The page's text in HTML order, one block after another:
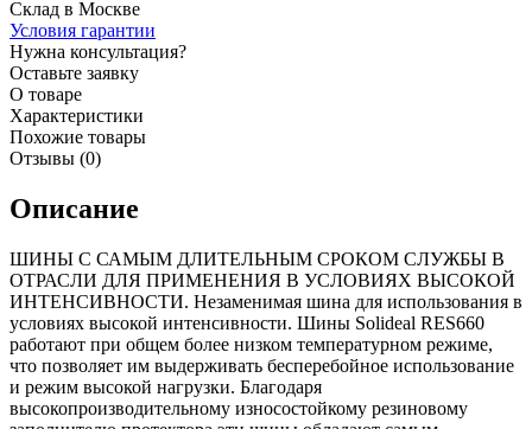
Склад в Москве
Условия гарантии
Нужна консультация?
Оставьте заявку
О товаре
Характеристики
Похожие товары
Отзывы (0)
Описание
ШИНЫ С САМЫМ ДЛИТЕЛЬНЫМ СРОКОМ СЛУЖБЫ В
ОТРАСЛИ ДЛЯ ПРИМЕНЕНИЯ В УСЛОВИЯХ ВЫСОКОЙ
ИНТЕНСИВНОСТИ. Незаменимая шина для использования в
условиях высокой интенсивности. Шины Solideal RES660
работают при общем более низком температурном режиме,
что позволяет им выдерживать бесперебойное использование
и режим высокой нагрузки. Благодаря
высокопроизводительному износостойкому резиновому